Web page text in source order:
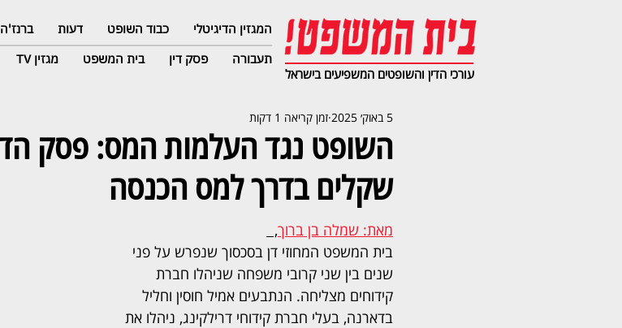
המגזין הדיגיטלי כבוד השופט דעות ברנז'ה
תעבורה
פסק דין בית המשפט מגזין TV
עורכי הדין והשופטים המשפיעים בישראל
שקלים בדרך למס הכנסה
5 באוק׳ 2025 זמן קריאה 1 דקות
מאת: שמלה בן ברוך,
בית המשפט המחוזי דן בסכסוך שנפרש על פני
שנים בין שני קרובי משפחה שניהלו חברת
קידוחים מצליחה. הנתבעים אמיל חוסין וחליל
בדארנה, בעלי חברת קידוחי דרילקינג, ניהלו את